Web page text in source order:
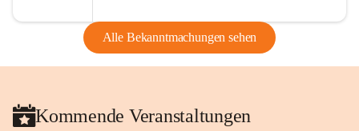
Alle Bekanntmachungen sehen
Kommende Veranstaltungen